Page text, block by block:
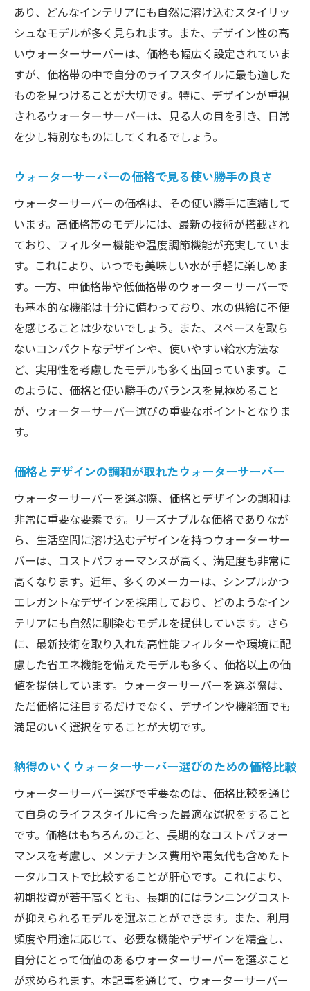
あり、どんなインテリアにも自然に溶け込むスタイリッ
シュなモデルが多く見られます。また、デザイン性の高
いウォーターサーバーは、価格も幅広く設定されていま
すが、価格帯の中で自分のライフスタイルに最も適した
ものを見つけることが大切です。特に、デザインが重視
されるウォーターサーバーは、見る人の目を引き、日常
を少し特別なものにしてくれるでしょう。
ウォーターサーバーの価格で見る使い勝手の良さ
ウォーターサーバーの価格は、その使い勝手に直結して
います。高価格帯のモデルには、最新の技術が搭載され
ており、フィルター機能や温度調節機能が充実していま
す。これにより、いつでも美味しい水が手軽に楽しめま
す。一方、中価格帯や低価格帯のウォーターサーバーで
も基本的な機能は十分に備わっており、水の供給に不便
を感じることは少ないでしょう。また、スペースを取ら
ないコンパクトなデザインや、使いやすい給水方法な
ど、実用性を考慮したモデルも多く出回っています。こ
のように、価格と使い勝手のバランスを見極めること
が、ウォーターサーバー選びの重要なポイントとなりま
す。
価格とデザインの調和が取れたウォーターサーバー
ウォーターサーバーを選ぶ際、価格とデザインの調和は
非常に重要な要素です。リーズナブルな価格でありなが
ら、生活空間に溶け込むデザインを持つウォーターサー
バーは、コストパフォーマンスが高く、満足度も非常に
高くなります。近年、多くのメーカーは、シンプルかつ
エレガントなデザインを採用しており、どのようなイン
テリアにも自然に馴染むモデルを提供しています。さら
に、最新技術を取り入れた高性能フィルターや環境に配
慮した省エネ機能を備えたモデルも多く、価格以上の価
値を提供しています。ウォーターサーバーを選ぶ際は、
ただ価格に注目するだけでなく、デザインや機能面でも
満足のいく選択をすることが大切です。
納得のいくウォーターサーバー選びのための価格比較
ウォーターサーバー選びで重要なのは、価格比較を通じ
て自身のライフスタイルに合った最適な選択をすること
です。価格はもちろんのこと、長期的なコストパフォー
マンスを考慮し、メンテナンス費用や電気代も含めたト
ータルコストで比較することが肝心です。これにより、
初期投資が若干高くとも、長期的にはランニングコスト
が抑えられるモデルを選ぶことができます。また、利用
頻度や用途に応じて、必要な機能やデザインを精査し、
自分にとって価値のあるウォーターサーバーを選ぶこと
が求められます。本記事を通じて、ウォーターサーバー